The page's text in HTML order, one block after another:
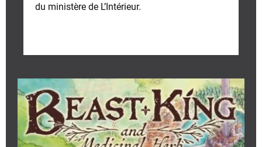
du ministère de L’Intérieur.